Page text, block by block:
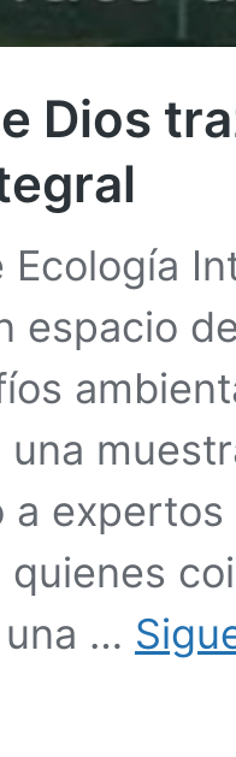
Dios
Ecología
espacio
a
una …